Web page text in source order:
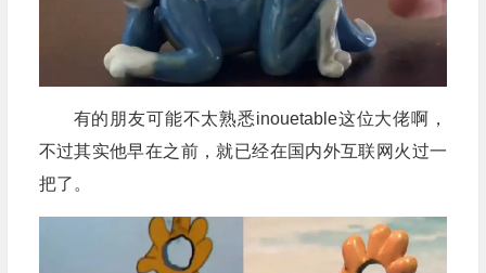
有的朋友可能不太熟悉inouetable这位大佬啊，
不过其实他早在之前，就已经在国内外互联网火过一
把了。